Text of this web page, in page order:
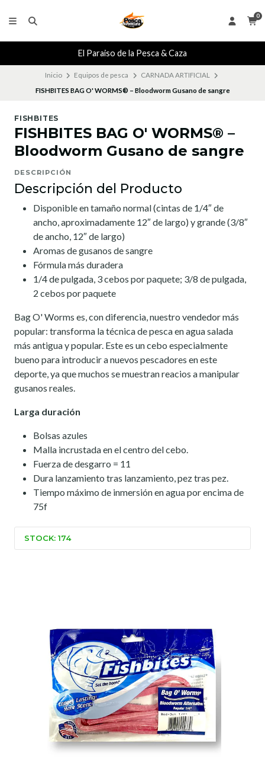
0
El Paraiso de la Pesca & Caza
Inicio Equipos de pesca
CARNADA ARTIFICIAL
FISHBITES BAG O' WORMS® – Bloodworm Gusano de sangre
FISHBITES
FISHBITES BAG O' WORMS® –
Bloodworm Gusano de sangre
DESCRIPCIÓN
Descripción del Producto
Disponible en tamaño normal (cintas de 1/4″ de
ancho, aproximadamente 12″ de largo) y grande (3/8″
de ancho, 12″ de largo)
Aromas de gusanos de sangre
Fórmula más duradera
1/4 de pulgada, 3 cebos por paquete; 3/8 de pulgada,
2 cebos por paquete
Bag O' Worms es, con diferencia, nuestro vendedor más
popular: transforma la técnica de pesca en agua salada
más antigua y popular. Este es un cebo especialmente
bueno para introducir a nuevos pescadores en este
deporte, ya que muchos se muestran reacios a manipular
gusanos reales.
Larga duración
Bolsas azules
Malla incrustada en el centro del cebo.
Fuerza de desgarro = 11
Dura lanzamiento tras lanzamiento, pez tras pez.
Tiempo máximo de inmersión en agua por encima de
75f
STOCK: 174